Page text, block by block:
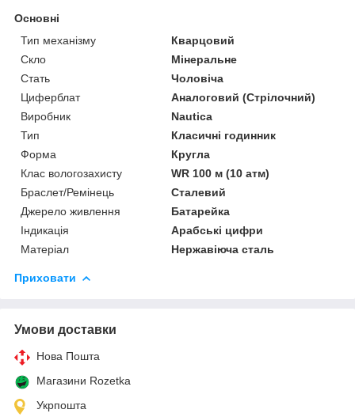
Основні
Тип механізму
Кварцовий
Скло
Мінеральне
Стать
Чоловіча
Циферблат
Аналоговий (Стрілочний)
Виробник
Nautica
Тип
Класичні годинник
Форма
Кругла
Клас вологозахисту
WR 100 м (10 атм)
Браслет/Ремінець
Сталевий
Джерело живлення
Батарейка
Індикація
Арабські цифри
Матеріал
Нержавіюча сталь
Приховати
Умови доставки
Нова Пошта
Магазини Rozetka
Укрпошта